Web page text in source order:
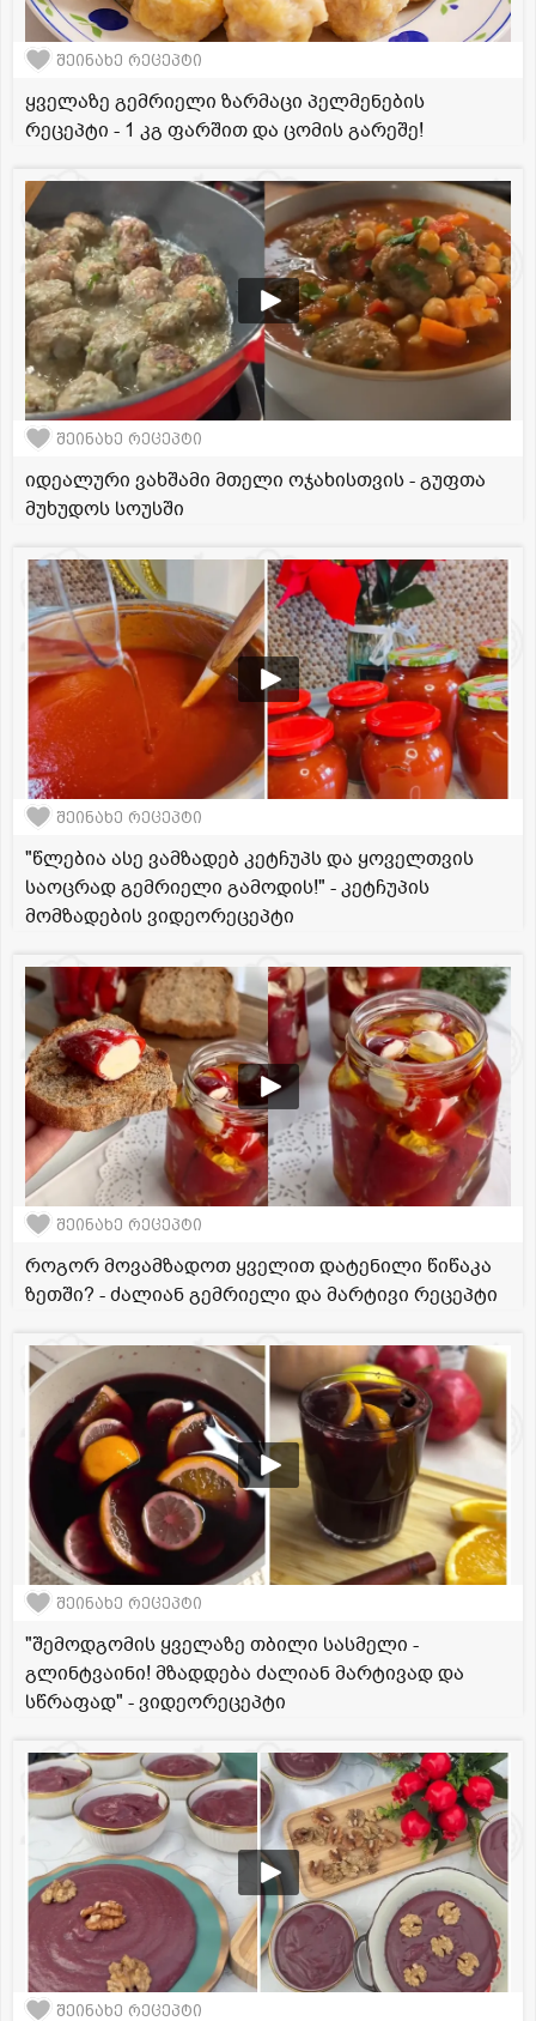
შეინახე რეცეპტი
ყველაზე გემრიელი ზარმაცი პელმენების
რეცეპტი - 1 კგ ფარშით და ცომის გარეშე!
შეინახე რეცეპტი
იდეალური ვახშამი მთელი ოჯახისთვის - გუფთა
მუხუდოს სოუსში
შეინახე რეცეპტი
"წლებია ასე ვამზადებ კეტჩუპს და ყოველთვის
საოცრად გემრიელი გამოდის!" - კეტჩუპის
მომზადების ვიდეორეცეპტი
შეინახე რეცეპტი
როგორ მოვამზადოთ ყველით დატენილი წიწაკა
ზეთში? - ძალიან გემრიელი და მარტივი რეცეპტი
შეინახე რეცეპტი
"შემოდგომის ყველაზე თბილი სასმელი -
გლინტვაინი! მზადდება ძალიან მარტივად და
სწრაფად" - ვიდეორეცეპტი
შეინახე რეცეპტი